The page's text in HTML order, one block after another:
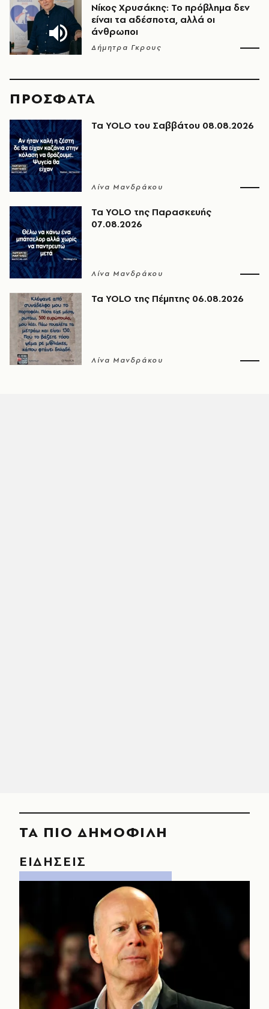
Νίκος Χρυσάκης: Το πρόβλημα δεν
είναι τα αδέσποτα, αλλά οι
άνθρωποι
Δήμητρα Γκρους
ΠΡΟΣΦΑΤΑ
Τα YOLO του Σαββάτου 08.08.2026
Λίνα Μανδράκου
Τα YOLO της Παρασκευής
07.08.2026
Λίνα Μανδράκου
Τα YOLO της Πέμπτης 06.08.2026
Λίνα Μανδράκου
ΤΑ ΠΙΟ ΔΗΜΟΦΙΛΗ
ΕΙΔΗΣΕΙΣ